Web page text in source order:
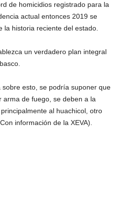
de homicidios registrado para la
actual entonces 2019 se
historia reciente del estado.
un verdadero plan integral
esto, se podría suponer que
arma de fuego, se deben a la
al huachicol, otro
información de la XEVA).